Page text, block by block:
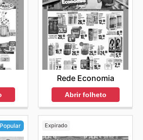
week
, os consumidores podem
aproveitar liquidações
um carrinho de compras recheado
no bolso. A Rede Top reafirma
proporcionar uma experiência de
onde a economia caminha lado a
e a conveniência.
Rede Top's weekly ads and enjoy
day.
Rede Economia
Abrir folheto
Popular Expirado